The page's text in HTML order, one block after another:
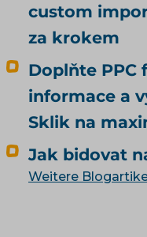
custom
za krokem
Doplňte PPC
informace a
Sklik na
Jak bidovat
Weitere